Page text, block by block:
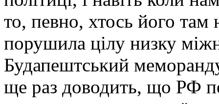
то, певно, хтось його там
порушила цілу низку
Будапештський
ще раз доводить, що РФ